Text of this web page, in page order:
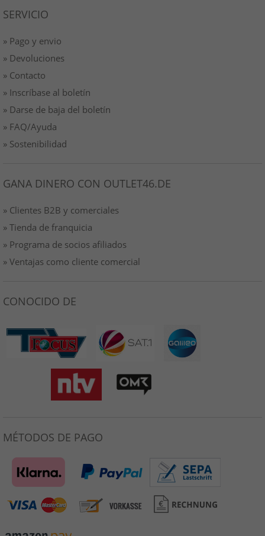
SERVICIO
» Pago y envio
» Devoluciones
» Contacto
» Inscríbase al boletín
» Darse de baja del boletín
» FAQ/Ayuda
» Sostenibilidad
GANA DINERO CON OUTLET46.DE
» Clientes B2B y comerciales
» Tienda de franquicia
» Programa de socios afiliados
» Ventajas como cliente comercial
CONOCIDO DE
MÉTODOS DE PAGO